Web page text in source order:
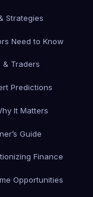
Strategies
Need to Know
& Traders
Predictions
It Matters
Guide
Finance
Opportunities